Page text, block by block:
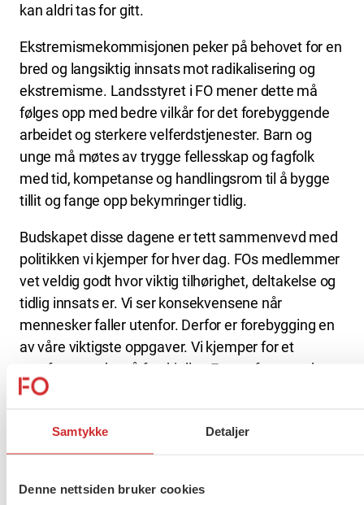
Samtykke Detaljer
Denne nettsiden bruker cookies
kan aldri tas for gitt.
Ekstremismekommisjonen peker på behovet for en
bred og langsiktig innsats mot radikalisering og
ekstremisme. Landsstyret i FO mener dette må
følges opp med bedre vilkår for det forebyggende
arbeidet og sterkere velferdstjenester. Barn og
unge må møtes av trygge fellesskap og fagfolk
med tid, kompetanse og handlingsrom til å bygge
tillit og fange opp bekymringer tidlig.
Budskapet disse dagene er tett sammenvevd med
politikken vi kjemper for hver dag. FOs medlemmer
vet veldig godt hvor viktig tilhørighet, deltakelse og
tidlig innsats er. Vi ser konsekvensene når
mennesker faller utenfor. Derfor er forebygging en
av våre viktigste oppgaver. Vi kjemper for et
samfunn med små forskjeller. Et samfunn med
inkluderende møteplasser og et velferdssystem
utenfor. Slik bygger vi tillit, både mellom folk og til
samfunnet som helhet.
Landsstyret i FO vil aldri akseptere hat, rasisme og